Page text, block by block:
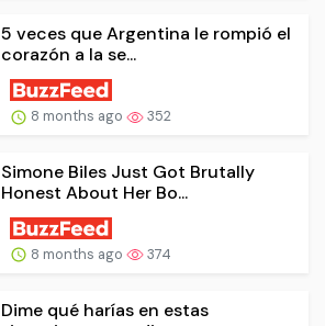
5 veces que Argentina le rompió el
corazón a la se...
8 months ago 352
Simone Biles Just Got Brutally
Honest About Her Bo...
8 months ago 374
Dime qué harías en estas